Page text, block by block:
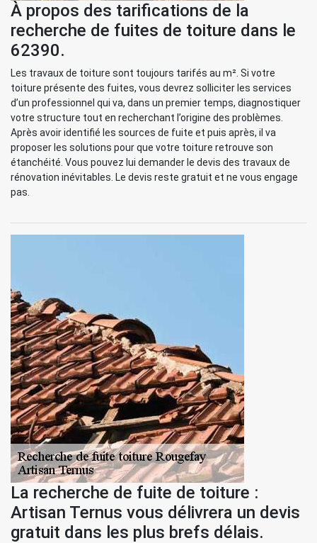
À propos des tarifications de la
recherche de fuites de toiture dans le
62390.
Les travaux de toiture sont toujours tarifés au m². Si votre
toiture présente des fuites, vous devrez solliciter les services
d’un professionnel qui va, dans un premier temps, diagnostiquer
votre structure tout en recherchant l’origine des problèmes.
Après avoir identifié les sources de fuite et puis après, il va
proposer les solutions pour que votre toiture retrouve son
étanchéité. Vous pouvez lui demander le devis des travaux de
rénovation inévitables. Le devis reste gratuit et ne vous engage
pas.
La recherche de fuite de toiture :
Artisan Ternus vous délivrera un devis
gratuit dans les plus brefs délais.